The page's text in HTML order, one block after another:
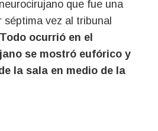
vez al tribunal
Todo ocurrió en el
se mostró eufórico y
la sala en medio de la